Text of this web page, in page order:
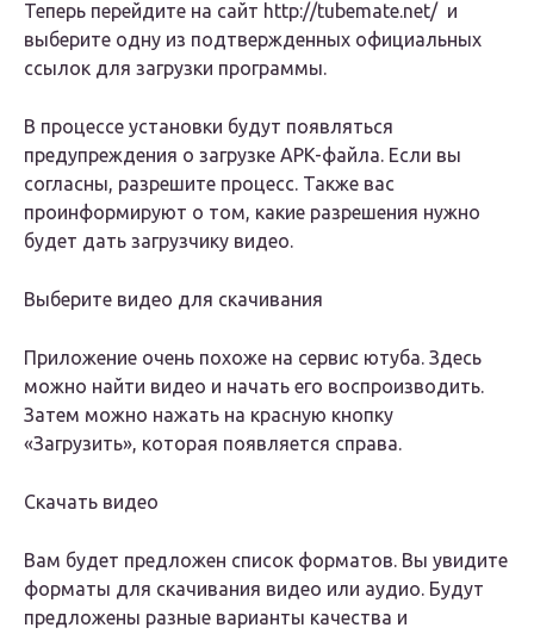
Теперь перейдите на сайт http://tubemate.net/ и
выберите одну из подтвержденных официальных
ссылок для загрузки программы.
В процессе установки будут появляться
предупреждения о загрузке APK-файла. Если вы
согласны, разрешите процесс. Также вас
проинформируют о том, какие разрешения нужно
будет дать загрузчику видео.
Выберите видео для скачивания
Приложение очень похоже на сервис ютуба. Здесь
можно найти видео и начать его воспроизводить.
Затем можно нажать на красную кнопку
«Загрузить», которая появляется справа.
Скачать видео
Вам будет предложен список форматов. Вы увидите
форматы для скачивания видео или аудио. Будут
предложены разные варианты качества и